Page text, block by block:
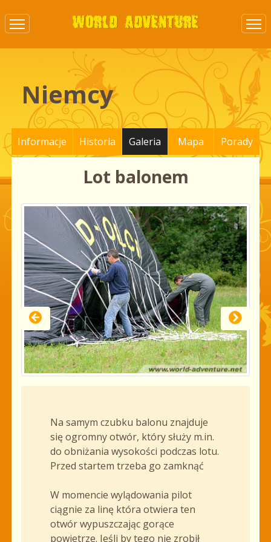
Niemcy
Informacje Historia Galeria Mapa Porady
Lot balonem
Na samym czubku balonu znajduje
się ogromny otwór, który służy m.in.
do obniżania wysokości podczas lotu.
Przed startem trzeba go zamknąć
W momencie wylądowania pilot
ciągnie za linę która otwiera ten
otwór wypuszczając gorące
powietrze. Jeśli by tego nie zrobił